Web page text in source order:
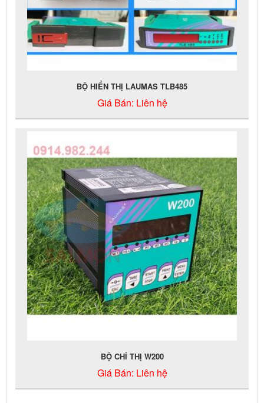
BỘ HIỂN THỊ LAUMAS TLB485
Giá Bán: Liên hệ
BỘ CHỈ THỊ W200
Giá Bán: Liên hệ